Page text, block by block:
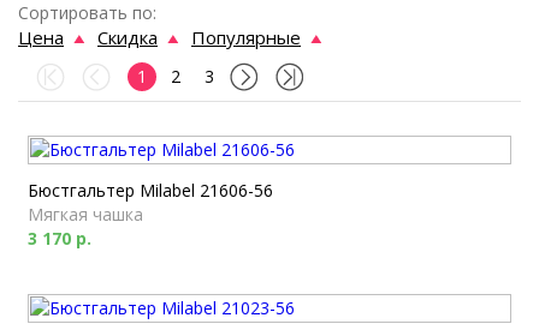
Сортировать по:
Цена Скидка Популярные
1 2 3
Бюстгальтер Milabel 21606-56
Мягкая чашка
3 170 р.